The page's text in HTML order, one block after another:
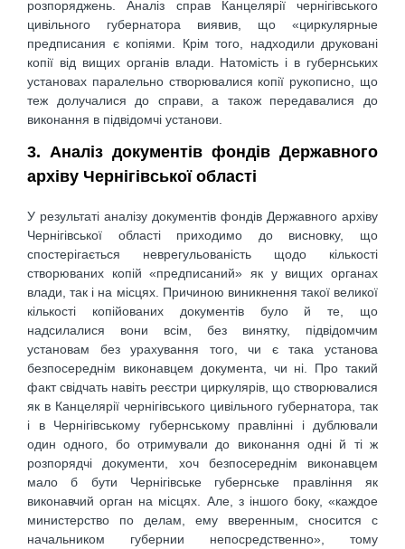
розпоряджень. Аналіз справ Канцелярії чернігівського
цивільного губернатора виявив, що «циркулярные
предписания є копіями. Крім того, надходили друковані
копії від вищих органів влади. Натомість і в губернських
установах паралельно створювалися копії рукописно, що
теж долучалися до справи, а також передавалися до
виконання в підвідомчі установи.
3. Аналіз документів фондів Державного
архіву Чернігівської області
У результаті аналізу документів фондів Державного архіву
Чернігівської області приходимо до висновку, що
спостерігається неврегульованість щодо кількості
створюваних копій «предписаний» як у вищих органах
влади, так і на місцях. Причиною виникнення такої великої
кількості копійованих документів було й те, що
надсилалися вони всім, без винятку, підвідомчим
установам без урахування того, чи є така установа
безпосереднім виконавцем документа, чи ні. Про такий
факт свідчать навіть реєстри циркулярів, що створювалися
як в Канцелярії чернігівського цивільного губернатора, так
і в Чернігівському губернському правлінні і дублювали
один одного, бо отримували до виконання одні й ті ж
розпорядчі документи, хоч безпосереднім виконавцем
мало б бути Чернігівське губернське правління як
виконавчий орган на місцях. Але, з іншого боку, «каждое
министерство по делам, ему вверенным, сносится с
начальником губернии непосредственно», тому